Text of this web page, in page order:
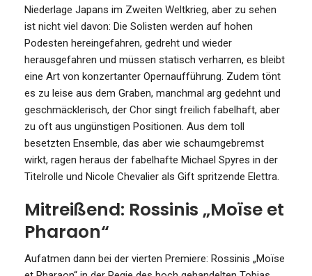
Niederlage Japans im Zweiten Weltkrieg, aber zu sehen
ist nicht viel davon: Die Solisten werden auf hohen
Podesten hereingefahren, gedreht und wieder
herausgefahren und müssen statisch verharren, es bleibt
eine Art von konzertanter Opernaufführung. Zudem tönt
es zu leise aus dem Graben, manchmal arg gedehnt und
geschmäcklerisch, der Chor singt freilich fabelhaft, aber
zu oft aus ungünstigen Positionen. Aus dem toll
besetzten Ensemble, das aber wie schaumgebremst
wirkt, ragen heraus der fabelhafte Michael Spyres in der
Titelrolle und Nicole Chevalier als Gift spritzende Elettra.
Mitreißend: Rossinis „Moïse et
Pharaon“
Aufatmen dann bei der vierten Premiere: Rossinis „Moïse